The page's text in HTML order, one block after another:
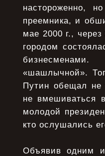
настороженно,
преемника, и
мае 2000 г.,
городом
«шашлычной».
Путин обещал не
не вмешиваться
молодой
кто ослушались
Объявив одним